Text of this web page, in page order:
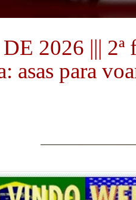
2026 |||
asas para